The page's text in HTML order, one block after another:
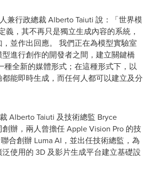
兼行政總裁 Alberto Taiuti 說：「世界模
義，其不再只是獨立生成內容的系統，
並作出回應。 我們正在為模型實驗室
進行創作的開發者之間，建立關鍵橋
種全新的媒體形式；在這種形式下，以
能即時生成，而任何人都可以建立及分
Alberto Taiuti 及技術總監 Bryce
辦，兩人曾擔任 Apple Vision Pro 的技
合創辦 Luma AI，並出任技術總監，為
使用的 3D 及影片生成平台建立基礎設